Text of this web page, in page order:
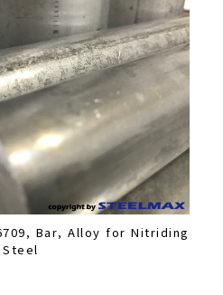
Bar, Alloy for Nitriding
Steel